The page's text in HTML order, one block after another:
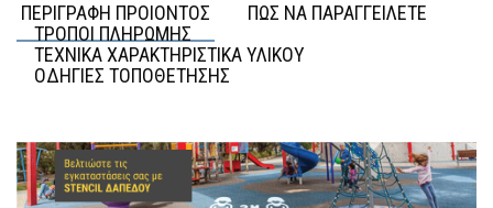
ΠΕΡΙΓΡΑΦΗ ΠΡΟΙΟΝΤΟΣ
ΠΩΣ ΝΑ ΠΑΡΑΓΓΕΙΛΕΤΕ
ΤΡΟΠΟΙ ΠΛΗΡΩΜΗΣ
ΤΕΧΝΙΚΑ ΧΑΡΑΚΤΗΡΙΣΤΙΚΑ ΥΛΙΚΟΥ
ΟΔΗΓΙΕΣ ΤΟΠΟΘΕΤΗΣΗΣ